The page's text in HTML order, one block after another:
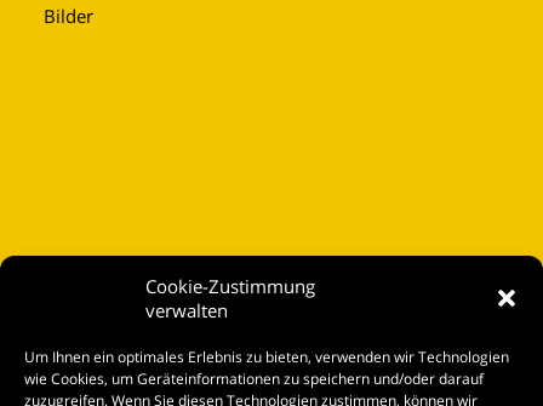
Cookie-Zustimmung
verwalten
Um Ihnen ein optimales Erlebnis zu bieten, verwenden wir Technologien
wie Cookies, um Geräteinformationen zu speichern und/oder darauf
zuzugreifen. Wenn Sie diesen Technologien zustimmen, können wir
Bilder
Spielplan